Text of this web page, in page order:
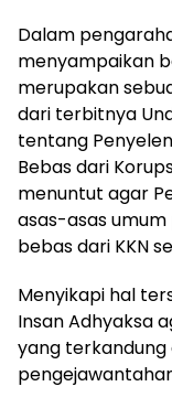
Dalam
menyampaikan
merupakan
dari terbitnya
tentang
Bebas dari
menuntut agar
asas-asas
bebas dari KKN
Menyikapi hal
Insan Adhyaksa
yang terkandung